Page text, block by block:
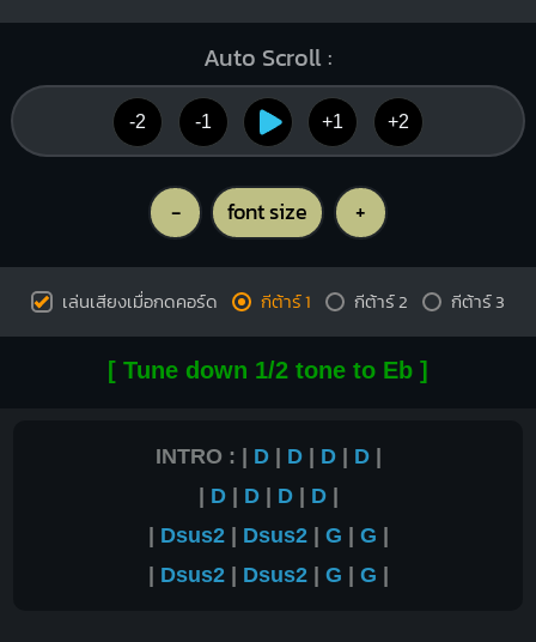
Auto Scroll :
-2 -1 +1 +2
- font size +
เล่นเสียงเมื่อกดคอร์ด กีต้าร์ 1 กีต้าร์ 2 กีต้าร์ 3
[ Tune down 1/2 tone to Eb ]
INTRO : | D| D| D| D|
| D| D| D| D|
| Dsus2| Dsus2| G | G |
| Dsus2| Dsus2| G | G |